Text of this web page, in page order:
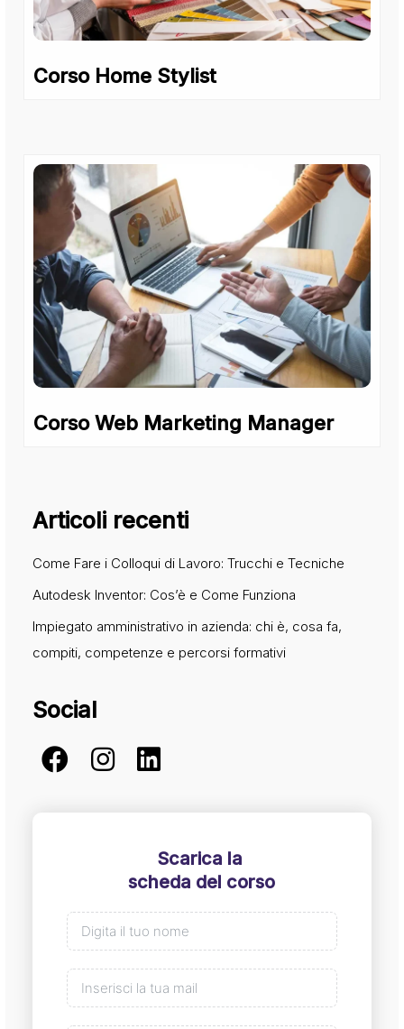
Corso Home Stylist
Corso Web Marketing Manager
Articoli recenti
Come Fare i Colloqui di Lavoro: Trucchi e Tecniche
Autodesk Inventor: Cos’è e Come Funziona
Impiegato amministrativo in azienda: chi è, cosa fa,
compiti, competenze e percorsi formativi
Social
Scarica la
scheda del corso